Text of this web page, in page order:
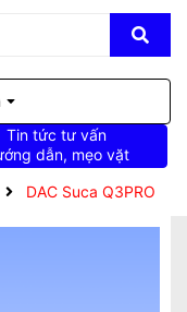
Tin tức tư vấn
dẫn, mẹo vặt
DAC Suca Q3PRO